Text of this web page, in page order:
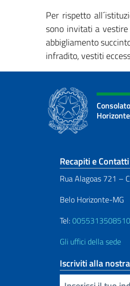
Per rispetto
sono invitati a vestire
abbigliamento
infradito, vestiti
Horizonte
Recapiti e Contatti
Rua Alagoas 721 –
Belo Horizonte-MG
Tel:
Gli uffici della sede
Iscriviti alla